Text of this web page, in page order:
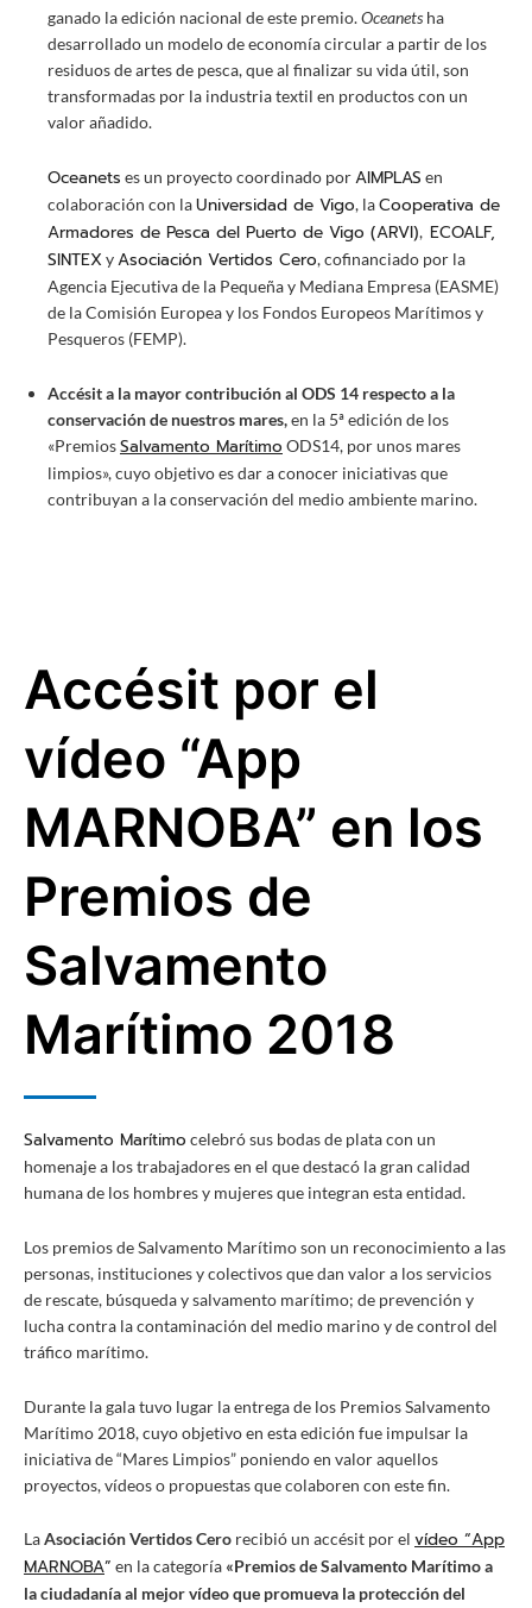
ganado la edición nacional de este premio.Oceanets ha
desarrollado un modelo de economía circular a partir de los
residuos de artes de pesca, que al finalizar su vida útil, son
transformadas por la industria textil en productos con un
valor añadido.
Oceanets es un proyecto coordinado porAIMPLAS en
colaboración con laUniversidad de Vigo, laCooperativa de
Armadores de Pesca del Puerto de Vigo (ARVI), ECOALF,
SINTEX yAsociación Vertidos Cero, cofinanciado por la
Agencia Ejecutiva de la Pequeña y Mediana Empresa (EASME)
de la Comisión Europea y los Fondos Europeos Marítimos y
Pesqueros (FEMP).
Accésit a la mayor contribución al ODS 14 respecto a la
conservación de nuestros mares,en la 5ª edición de los
«PremiosSalvamento Marítimo ODS14, por unos mares
limpios», cuyo objetivo es dar a conocer iniciativas que
contribuyan a la conservación del medio ambiente marino.
Accésit por el
vídeo “App
MARNOBA” en los
Premios de
Salvamento
Marítimo 2018
Salvamento Marítimo celebró sus bodas de plata con un
homenaje a los trabajadores en el que destacó la gran calidad
humana de los hombres y mujeres que integran esta entidad.
Los premios de Salvamento Marítimo son un reconocimiento a las
personas, instituciones y colectivos que dan valor a los servicios
de rescate, búsqueda y salvamento marítimo; de prevención y
lucha contra la contaminación del medio marino y de control del
tráfico marítimo.
Durante la gala tuvo lugar la entrega de los Premios Salvamento
Marítimo 2018, cuyo objetivo en esta edición fue impulsar la
iniciativa de “Mares Limpios” poniendo en valor aquellos
proyectos, vídeos o propuestas que colaboren con este fin.
LaAsociación Vertidos Cero recibió un accésit por el vídeo “App
MARNOBA” en la categoría «Premios de Salvamento Marítimo a
la ciudadanía al mejor vídeo que promueva la protección del